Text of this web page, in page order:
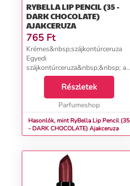
RYBELLA LIP PENCIL (35 -
DARK CHOCOLATE)
AJAKCERUZA
765 Ft
Krémes&nbsp;szájkontúrceruza
Egyedi
szájkontúrceruza&nbsp;&nbsp; a
RyBella olasz márkától,
amely&nbsp;tökéletesen
hangsúlyozza és kitölti az ajkak
formáját és megakadályozza a
Részletek
Parfumeshop
Hasonlók, mint RyBella Lip Pencil (35
- DARK CHOCOLATE) Ajakceruza